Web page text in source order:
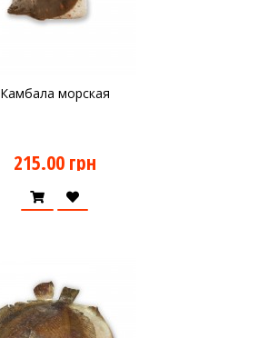
Камбала морская
215.00 грн